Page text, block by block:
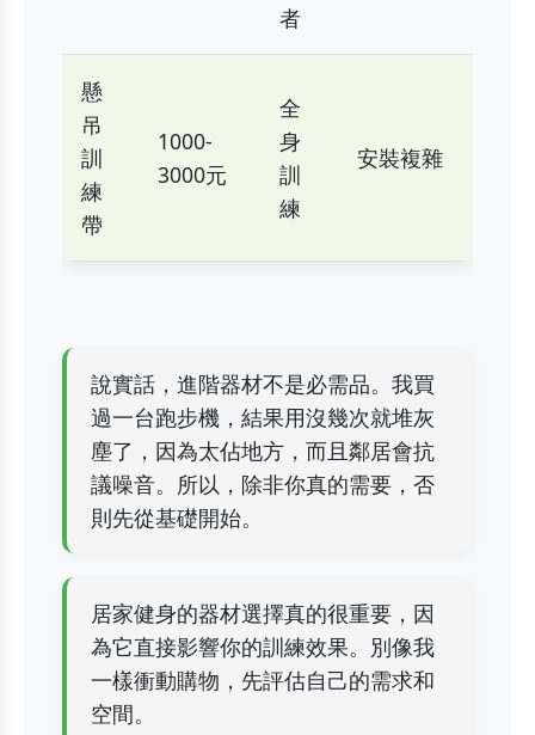
者
懸
吊
訓
練
帶
1000-
3000元
全
身
訓
練
安裝複雜
說實話，進階器材不是必需品。我買
過一台跑步機，結果用沒幾次就堆灰
塵了，因為太佔地方，而且鄰居會抗
議噪音。所以，除非你真的需要，否
則先從基礎開始。
居家健身的器材選擇真的很重要，因
為它直接影響你的訓練效果。別像我
一樣衝動購物，先評估自己的需求和
空間。